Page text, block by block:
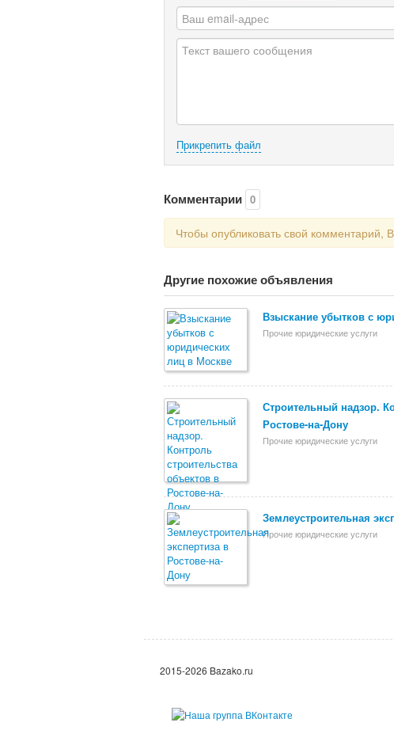
Прикрепить файл
Комментарии 0
Чтобы опубликовать свой комментарий,
Другие похожие объявления
Взыскание убытков с
Прочие юридические услуги
Строительный надзор.
Ростове-на-Дону
Прочие юридические услуги
Землеустроительная
Прочие юридические услуги
2015-2026 Bazako.ru